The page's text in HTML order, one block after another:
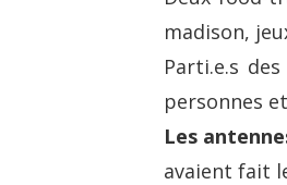
madison,
Parti.e.s
personnes
Les
avaient fait